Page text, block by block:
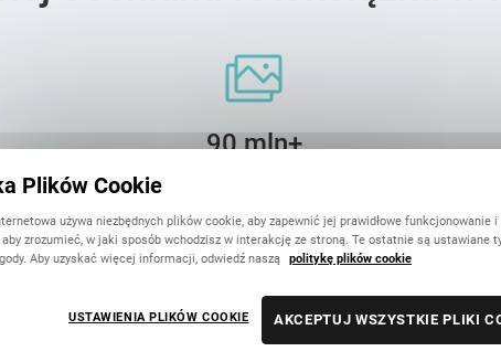
90 mln+
wydrukowanych zdjęć
przed świętami, dotarł jak
Jakość super, papier
bony zniżkowe na ...
Karolina
Robienie fotoksiążki jest
projektuje. Realizacja poszła
Przesyłka bardzo ładnie
Plików Cookie
używa niezbędnych plików cookie, aby zapewnić jej prawidłowe funkcjonowanie
aby zrozumieć, w jaki sposób wchodzisz w interakcję ze stroną. Te ostatnie są ustawiane
Aby uzyskać więcej informacji, odwiedź naszą politykę plików cookie
USTAWIENIA PLIKÓW COOKIE AKCEPTUJ WSZYSTKIE PLIKI